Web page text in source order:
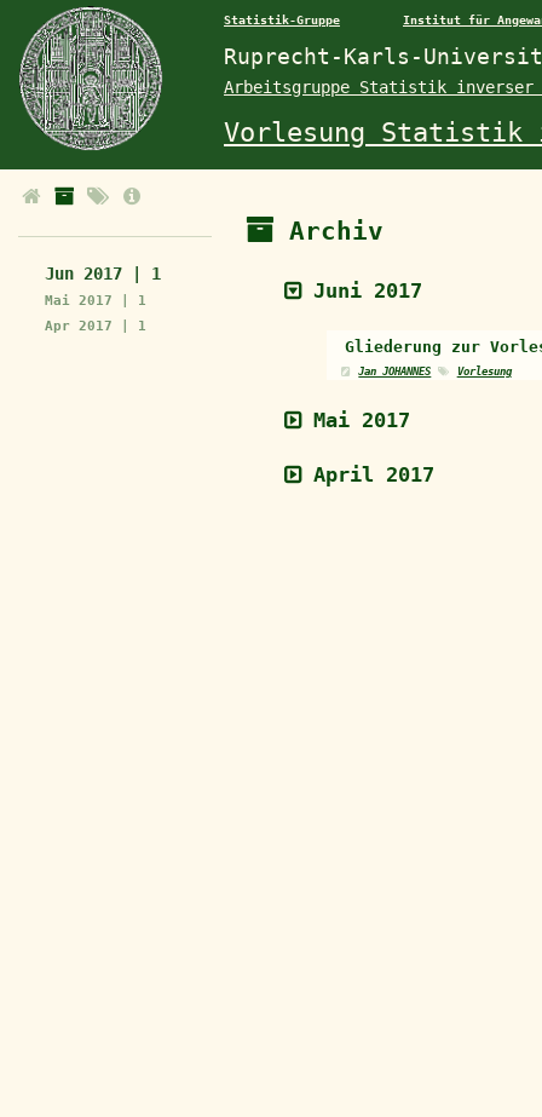
Statistik-Gruppe Institut für
Ruprecht-Karls-
Arbeitsgruppe Statistik inverser
Vorlesung Statistik
Jun 2017 | 1
Mai 2017 | 1
Apr 2017 | 1
Archiv
Juni 2017
Gliederung zur
Jan JOHANNES Vorlesung
Mai 2017
April 2017